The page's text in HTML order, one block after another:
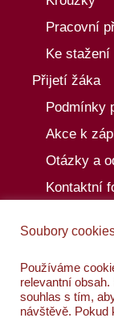
Pracovní
Ke stažení
Přijetí žáka
Podmínky
Akce k
Otázky a
Kontaktní
Akce
Kalendář
Kontakty
Soubory
Používáme
relevantní
souhlas s tím,
návštěvě. Pokud